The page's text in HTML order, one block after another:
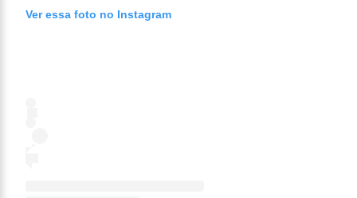
Ver essa foto no Instagram